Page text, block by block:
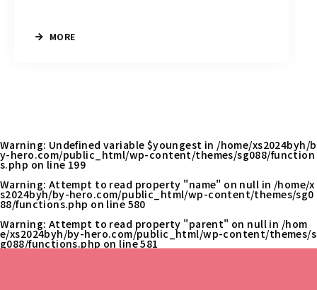
MORE
Warning: Undefined variable $youngest in /home/xs2024byh/b
y-hero.com/public_html/wp-content/themes/sg088/function
s.php on line 199
Warning: Attempt to read property "name" on null in /home/x
s2024byh/by-hero.com/public_html/wp-content/themes/sg0
88/functions.php on line 580
Warning: Attempt to read property "parent" on null in /hom
e/xs2024byh/by-hero.com/public_html/wp-content/themes/s
g088/functions.php on line581